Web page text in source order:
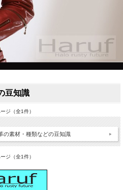
豆知識
ジ（全1件）
の素材・種類などの豆知識
ジ（全1件）